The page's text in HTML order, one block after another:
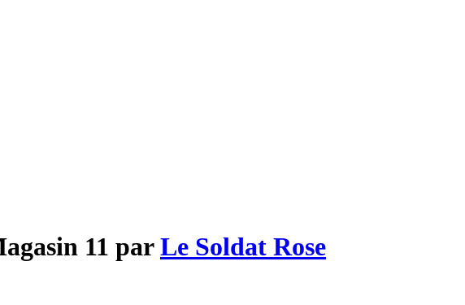
11 parLe Soldat Rose